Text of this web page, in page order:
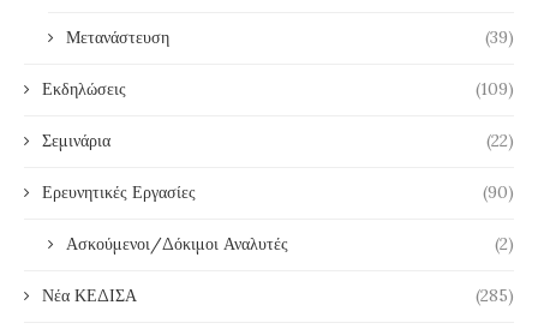
Μετανάστευση (39)
Εκδηλώσεις (109)
Σεμινάρια (22)
Ερευνητικές Εργασίες (90)
Ασκούμενοι/Δόκιμοι Αναλυτές (2)
Νέα ΚΕΔΙΣΑ (285)